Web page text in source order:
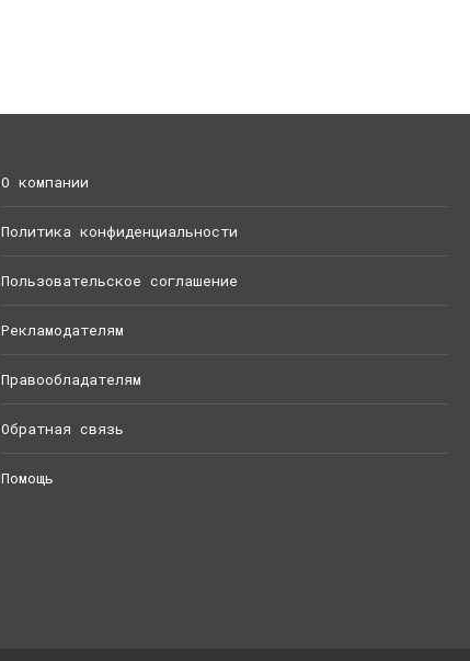
О компании
Политика конфиденциальности
Пользовательское соглашение
Рекламодателям
Правообладателям
Обратная связь
Помощь